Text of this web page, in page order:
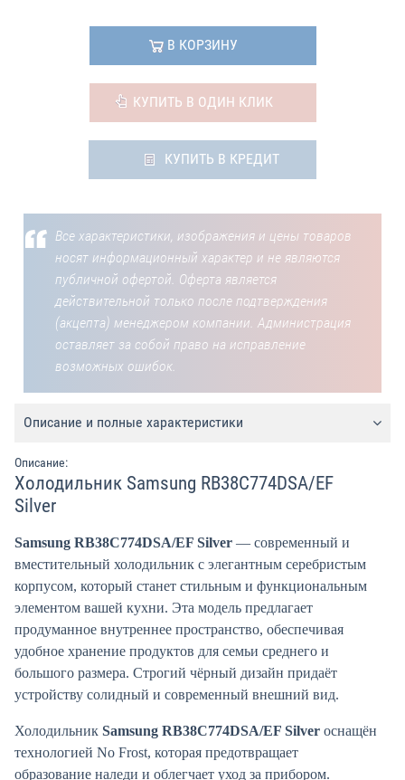
В КОРЗИНУ
КУПИТЬ В ОДИН КЛИК
КУПИТЬ В КРЕДИТ
Все характеристики, изображения и цены товаров
носят информационный характер и не являются
публичной офертой. Оферта является
действительной только после подтверждения
(акцепта) менеджером компании. Администрация
оставляет за собой право на исправление
возможных ошибок.
Описание и полные характеристики
Описание:
Холодильник Samsung RB38C774DSA/EF
Silver
Samsung RB38C774DSA/EF Silver — современный и
вместительный холодильник с элегантным серебристым
корпусом, который станет стильным и функциональным
элементом вашей кухни. Эта модель предлагает
продуманное внутреннее пространство, обеспечивая
удобное хранение продуктов для семьи среднего и
большого размера. Строгий чёрный дизайн придаёт
устройству солидный и современный внешний вид.
Холодильник Samsung RB38C774DSA/EF Silver оснащён
технологией No Frost, которая предотвращает
образование наледи и облегчает уход за прибором.